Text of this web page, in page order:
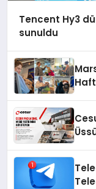
Tencent Hy3
sunuldu